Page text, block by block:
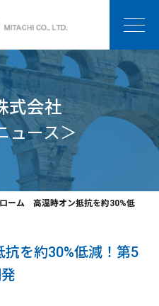
式会社
ュース＞
ローム 高温時オン抵抗を約30%低
を約30%低減！第5